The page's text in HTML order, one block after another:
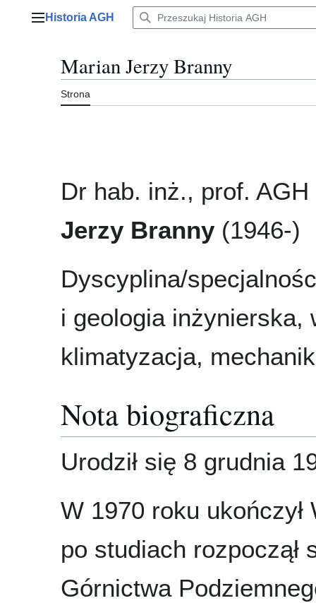
Menu główne
Historia AGH
Marian Jerzy Branny
Strona
Dr hab. inż., prof. AGH
Jerzy Branny (1946-)
Dyscyplina/
i geologia inżynierska,
klimatyzacja,
Nota biograficzna
Urodził się 8 grudnia
W 1970 roku ukończył
po studiach
Górnictwa